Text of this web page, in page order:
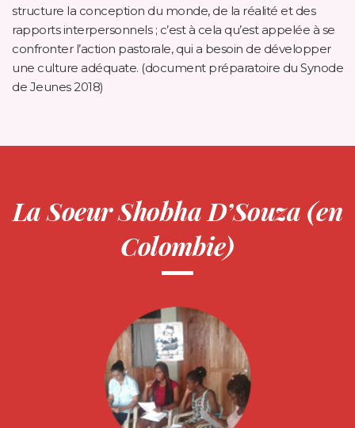
structure la conception du monde, de la réalité et des
rapports interpersonnels ; c’est à cela qu’est appelée à se
confronter l’action pastorale, qui a besoin de développer
une culture adéquate. (document préparatoire du Synode
de Jeunes 2018)
La Soeur Shobha D’Souza (en
Colombie)